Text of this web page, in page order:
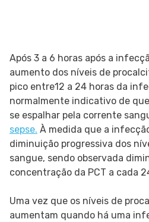
Após 3 a 6 horas após a
aumento dos níveis de
pico entre12 a 24 horas da
normalmente indicativo de
se espalhar pela corrente
sepse. À medida que a
diminuição progressiva dos
sangue, sendo observada
concentração da PCT a cada
Uma vez que os níveis de
aumentam quando há uma